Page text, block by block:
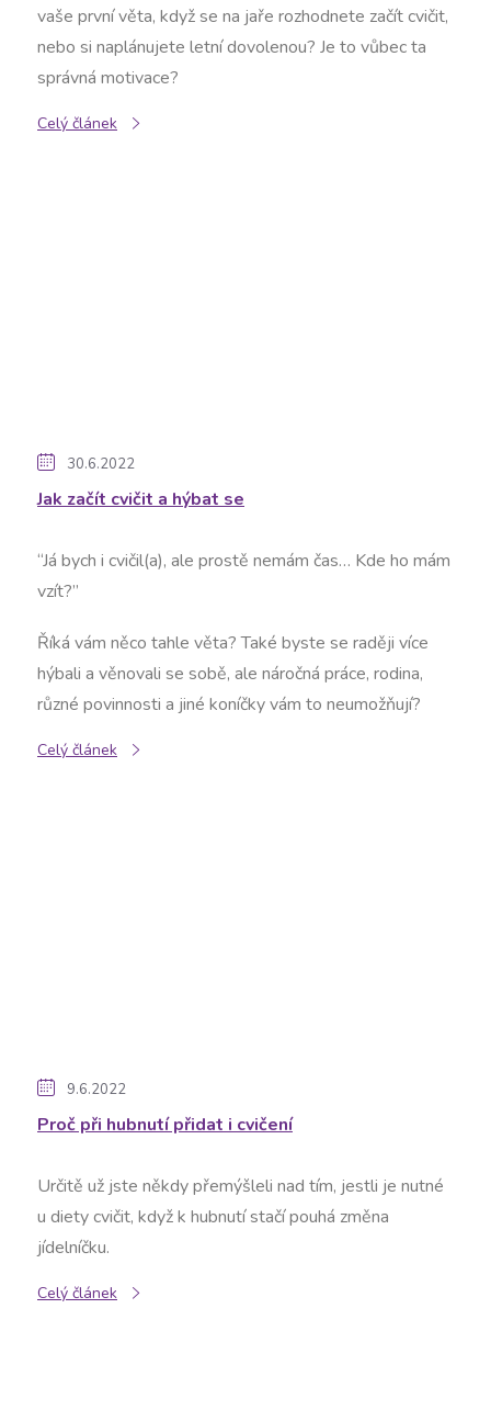
vaše první věta, když se na jaře rozhodnete začít cvičit,
nebo si naplánujete letní dovolenou? Je to vůbec ta
správná motivace?
Celý článek
30.6.2022
Jak začít cvičit a hýbat se
“Já bych i cvičil(a), ale prostě nemám čas… Kde ho mám
vzít?”
Říká vám něco tahle věta? Také byste se raději více
hýbali a věnovali se sobě, ale náročná práce, rodina,
různé povinnosti a jiné koníčky vám to neumožňují?
Celý článek
9.6.2022
Proč při hubnutí přidat i cvičení
Určitě už jste někdy přemýšleli nad tím, jestli je nutné
u diety cvičit, když k hubnutí stačí pouhá změna
jídelníčku.
Celý článek